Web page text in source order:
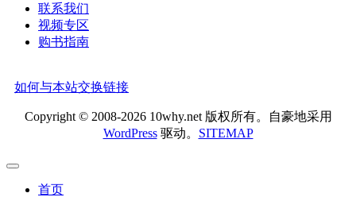
联系我们
视频专区
购书指南
如何与本站交换链接
Copyright © 2008-2026 10why.net 版权所有。自豪地采用
WordPress驱动。 SITEMAP
首页